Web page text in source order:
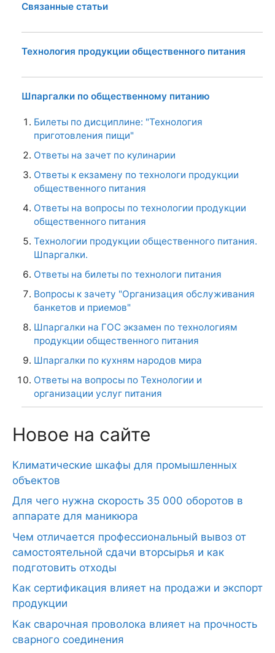
Связанные статьи
Технология продукции общественного питания
Шпаргалки по общественному питанию
Билеты по дисциплине: "Технология
приготовления пищи"
Ответы на зачет по кулинарии
Ответы к екзамену по технологи продукции
общественного питания
Ответы на вопросы по технологии продукции
общественного питания
Технологии продукции общественного питания.
Шпаргалки.
Ответы на билеты по технологи питания
Вопросы к зачету "Организация обслуживания
банкетов и приемов"
Шпаргалки на ГОС экзамен по технологиям
продукции общественного питания
Шпаргалки по кухням народов мира
Ответы на вопросы по Технологии и
организации услуг питания
Новое на сайте
Климатические шкафы для промышленных
объектов
Для чего нужна скорость 35 000 оборотов в
аппарате для маникюра
Чем отличается профессиональный вывоз от
самостоятельной сдачи вторсырья и как
подготовить отходы
Как сертификация влияет на продажи и экспорт
продукции
Как сварочная проволока влияет на прочность
сварного соединения